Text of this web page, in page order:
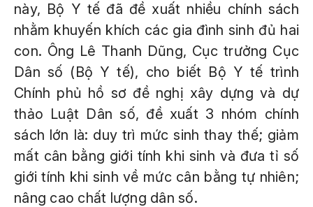
này, Bộ Y tế đã đề xuất nhiều chính sách
nhằm khuyến khích các gia đình sinh đủ hai
con. Ông Lê Thanh Dũng, Cục trưởng Cục
Dân số (Bộ Y tế), cho biết Bộ Y tế trình
Chính phủ hồ sơ đề nghị xây dựng và dự
thảo Luật Dân số, đề xuất 3 nhóm chính
sách lớn là: duy trì mức sinh thay thế; giảm
mất cân bằng giới tính khi sinh và đưa tỉ số
giới tính khi sinh về mức cân bằng tự nhiên;
nâng cao chất lượng dân số.